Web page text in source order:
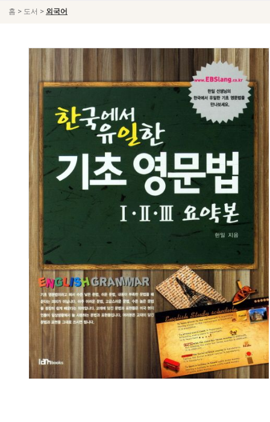
홈 > 도서 > 외국어